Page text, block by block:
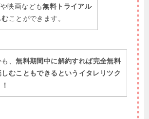
映画なども無料トライアル
むことができます。
も、無料期間中に解約すれば完全無料
しむこともできるというイタレリツク